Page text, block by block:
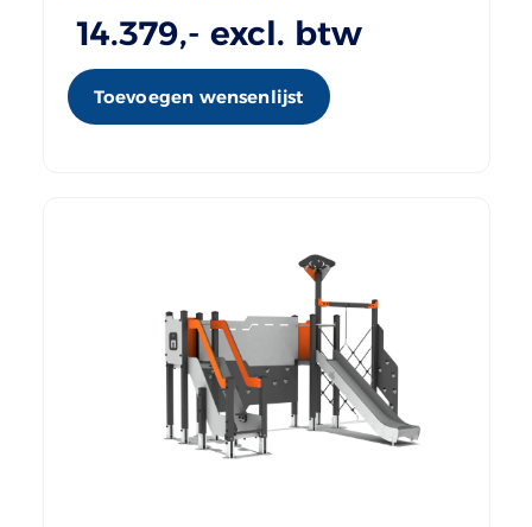
14.379,- excl. btw
Toevoegen wensenlijst